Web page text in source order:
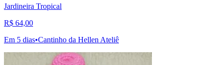
Jardineira Tropical
R$ 64,00
Em 5 dias•Cantinho da Hellen Ateliê